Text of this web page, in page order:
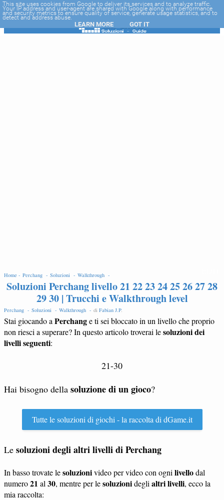
-->
Home - Perchang - Soluzioni - Walkthrough -
Soluzioni Perchang livello 21 22 23 24 25 26 27 28
29 30 | Trucchi e Walkthrough level
Perchang - Soluzioni - Walkthrough - di Fabian J.P.
Stai giocando a Perchange ti sei bloccato in un livello che proprio
non riesci a superare? In questo articolo troverai lesoluzioni dei
livelli seguenti:
21-30
Hai bisogno della soluzione di un gioco?
Tutte le soluzioni di giochi - la raccolta di dGame.it
Le soluzioni degli altri livelli di Perchang
In basso trovate lesoluzionivideo per video con ogni livellodal
numero21 al 30, mentre per lesoluzionidegli altri livelli, ecco la
mia raccolta:
This site uses cookies from Google to deliver its services and to analyze traffic.
Your IP address and user-agent are shared with Google along with performance
and security metrics to ensure quality of service, generate usage statistics, and to
detect and address abuse.
LEARN MORE GOT IT